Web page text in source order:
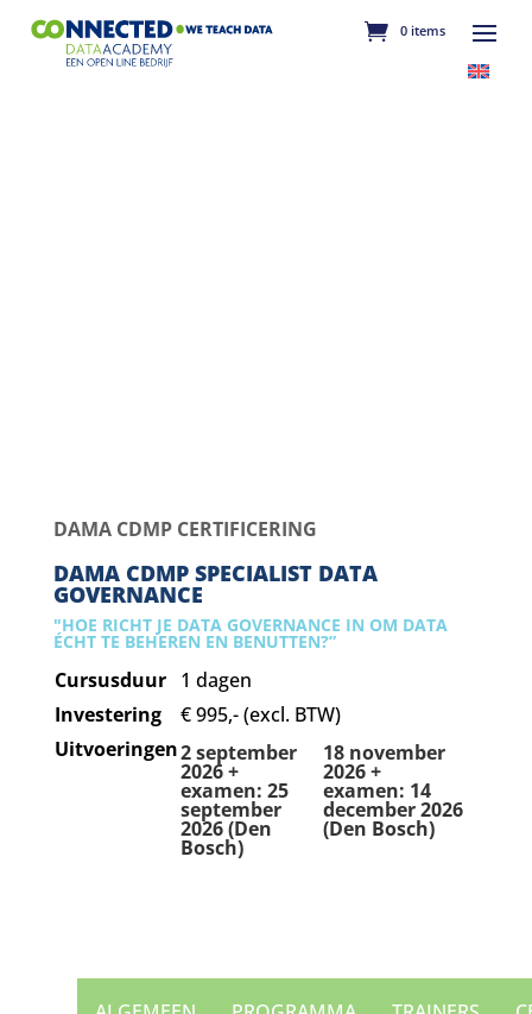
0 items
DAMA CDMP CERTIFICERING
DAMA CDMP SPECIALIST DATA
GOVERNANCE
"HOE RICHT JE DATA GOVERNANCE IN OM DATA
ÉCHT TE BEHEREN EN BENUTTEN?”
Cursusduur
1 dagen
Investering
€ 995,- (excl. BTW)
Uitvoeringen2 september
2026 +
examen: 25
september
2026 (Den
Bosch)
18 november
2026 +
examen: 14
december 2026
(Den Bosch)